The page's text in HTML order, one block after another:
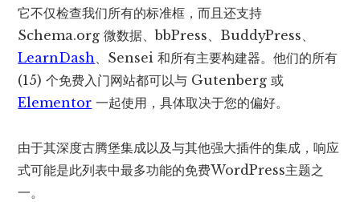
它不仅检查我们所有的标准框，而且还支持
Schema.org 微数据、bbPress、BuddyPress、
LearnDash、Sensei 和所有主要构建器。他们的所有
(15) 个免费入门网站都可以与 Gutenberg 或
Elementor 一起使用，具体取决于您的偏好。
由于其深度古腾堡集成以及与其他强大插件的集成，响应
式可能是此列表中最多功能的免费WordPress主题之
一。